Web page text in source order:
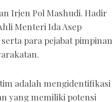
Irjen Pol Mashudi. Hadir
Menteri Ida Asep
para pejabat pimpinan
adalah mengidentifikasi
yang memiliki potensi